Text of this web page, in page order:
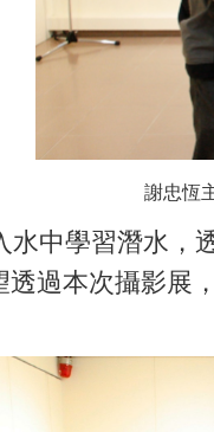
謝忠恆
中學習潛水，
過本次攝影展